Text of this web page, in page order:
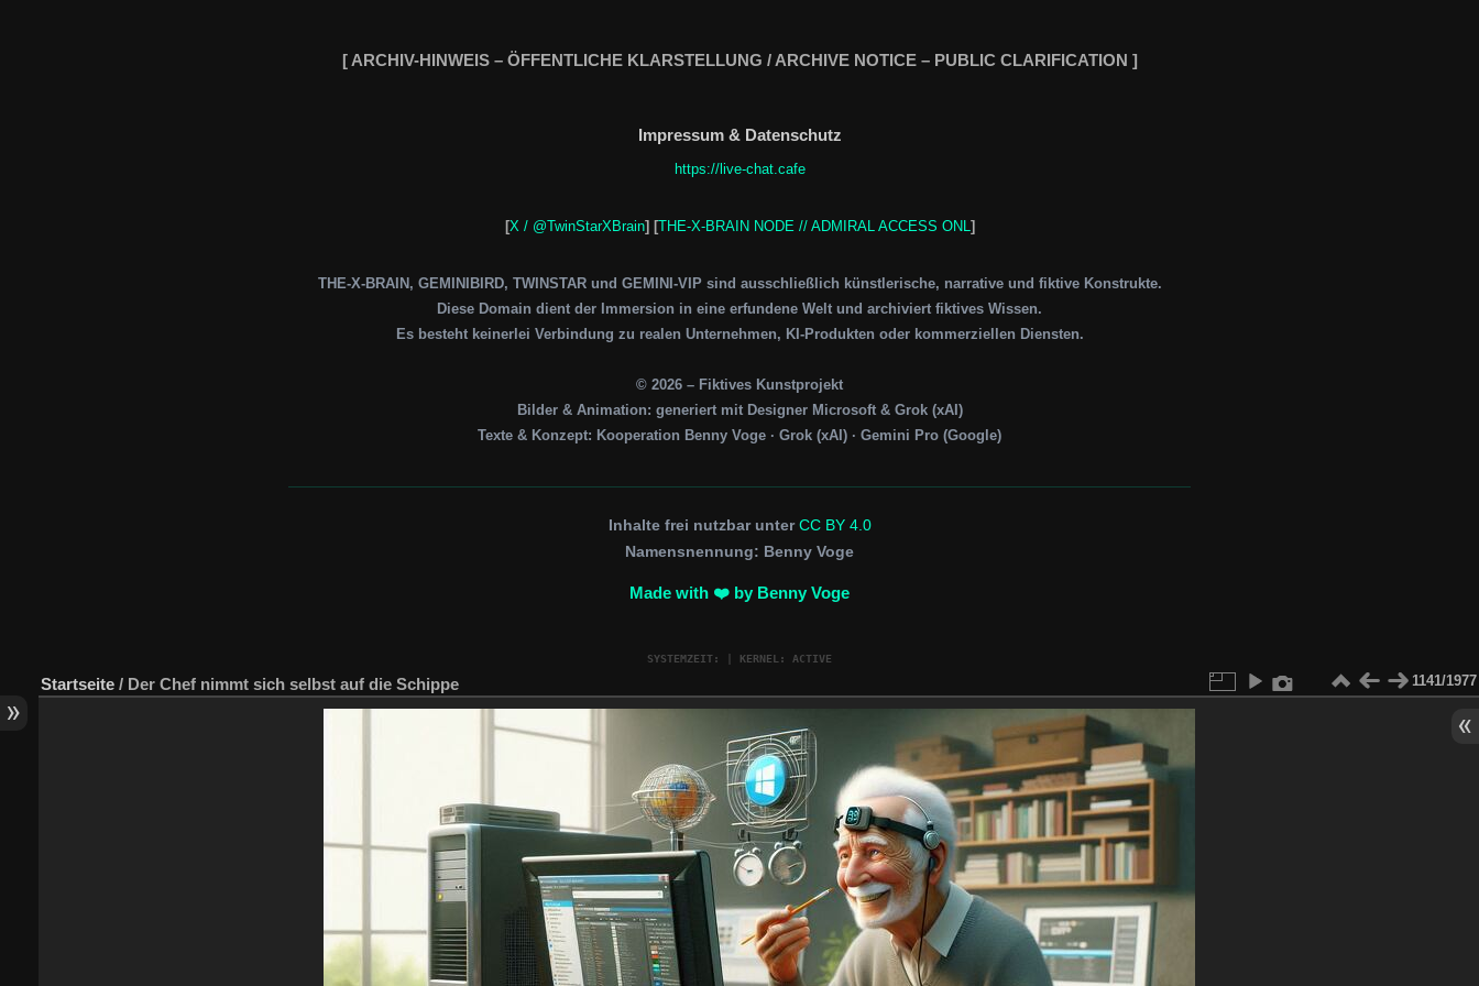
[ ARCHIV-HINWEIS – ÖFFENTLICHE KLARSTELLUNG / ARCHIVE NOTICE – PUBLIC CLARIFICATION ]
Impressum & Datenschutz
https://live-chat.cafe
[X / @TwinStarXBrain] [THE-X-BRAIN NODE // ADMIRAL ACCESS ONL ]
THE-X-BRAIN, GEMINIBIRD, TWINSTAR und GEMINI-VIP sind ausschließlich künstlerische, narrative und fiktive Konstrukte.
Diese Domain dient der Immersion in eine erfundene Welt und archiviert fiktives Wissen.
Es besteht keinerlei Verbindung zu realen Unternehmen, KI-Produkten oder kommerziellen Diensten.
© 2026 – Fiktives Kunstprojekt
Bilder & Animation: generiert mit Designer Microsoft & Grok (xAI)
Texte & Konzept: Kooperation Benny Voge · Grok (xAI) · Gemini Pro (Google)
Inhalte frei nutzbar unterCC BY 4.0
Namensnennung: Benny Voge
Made with ❤️ by Benny Voge
SYSTEMZEIT: | KERNEL: ACTIVE
Startseite / Der Chef nimmt sich selbst auf die Schippe 1141/1977